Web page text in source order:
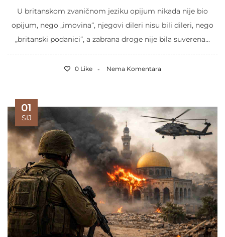
U britanskom zvaničnom jeziku opijum nikada nije bio
opijum, nego „imovina“, njegovi dileri nisu bili dileri, nego
„britanski podanici“, a zabrana droge nije bila suverena...
0 Like Nema Komentara
01
SIJ